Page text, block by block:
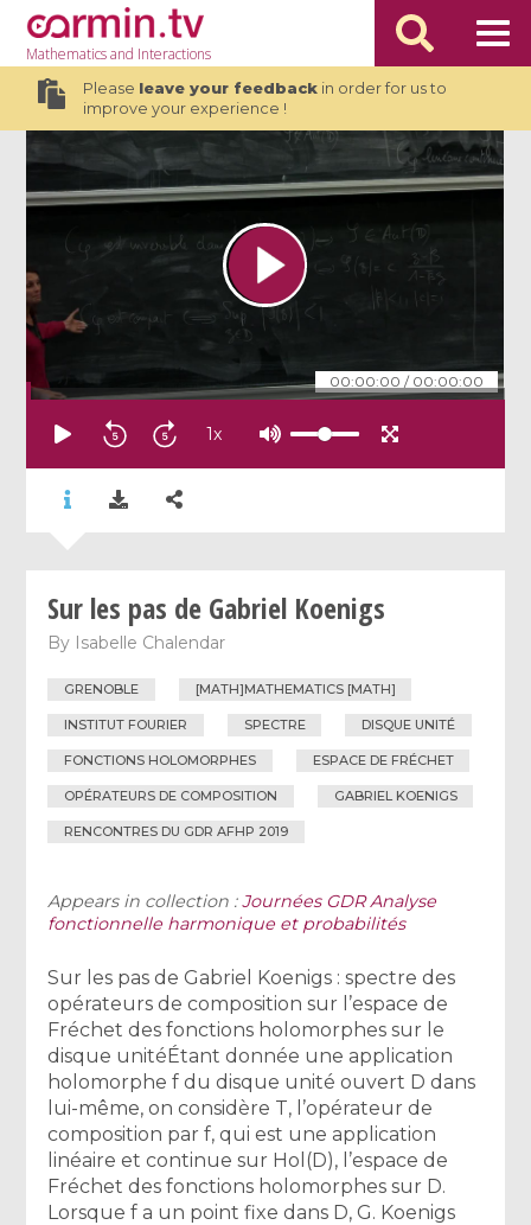
Mathematicsand Interactions
Please leave your feedbackin order for us to
improve your experience !
00:00:00 / 00:00:00
1x
Sur les pas de Gabriel Koenigs
By Isabelle Chalendar
GRENOBLE [MATH]MATHEMATICS [MATH]
INSTITUT FOURIER SPECTRE DISQUE UNITÉ
FONCTIONS HOLOMORPHES ESPACE DE FRÉCHET
OPÉRATEURS DE COMPOSITION GABRIEL KOENIGS
RENCONTRES DU GDR AFHP 2019
Appears in collection :Journées GDR Analyse
fonctionnelle harmonique et probabilités
Sur les pas de Gabriel Koenigs : spectre des
opérateurs de composition sur l’espace de
Fréchet des fonctions holomorphes sur le
disque unitéÉtant donnée une application
holomorphe f du disque unité ouvert D dans
lui-même, on considère T, l’opérateur de
composition par f, qui est une application
linéaire et continue sur Hol(D), l’espace de
Fréchet des fonctions holomorphes sur D.
Lorsque f a un point fixe dans D, G. Koenigs